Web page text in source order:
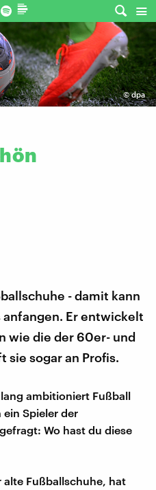
©dpa
- damit kann
Er entwickelt
wie die der 60er- und
sie sogar an Profis.
ambitioniert Fußball
Spieler der
Wo hast du diese
alte Fußballschuhe, hat